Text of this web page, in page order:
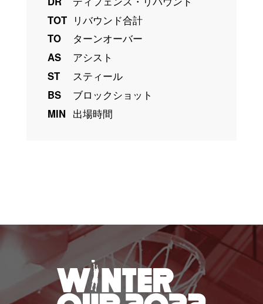
TOT リバウンド合計
TO
ターンオーバー
AS
アシスト
ST
スティール
BS
ブロックショット
MIN 出場時間